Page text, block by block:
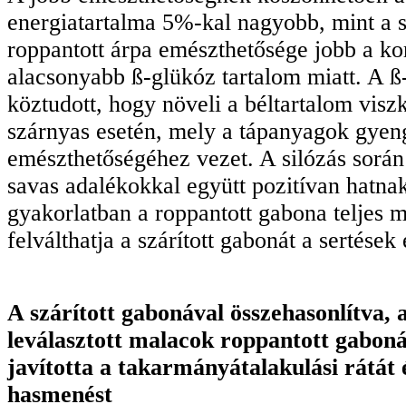
energiatartalma 5%-kal nagyobb, mint a
roppantott árpa emészthetősége jobb a
alacsonyabb ß-glükóz tartalom miatt. A
köztudott, hogy növeli a béltartalom
szárnyas esetén, mely a tápanyagok
emészthetőségéhez vezet. A silózás
savas adalékokkal együtt pozitívan
gyakorlatban a roppantott gabona teljes
felválthatja a szárított gabonát a sertések
A szárított gabonával összehasonlítva,
leválasztott malacok roppantott
javította a takarmányátalakulási rátát
hasmenést